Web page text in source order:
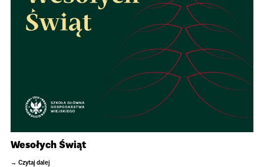
Wesołych Świąt
Czytaj dalej